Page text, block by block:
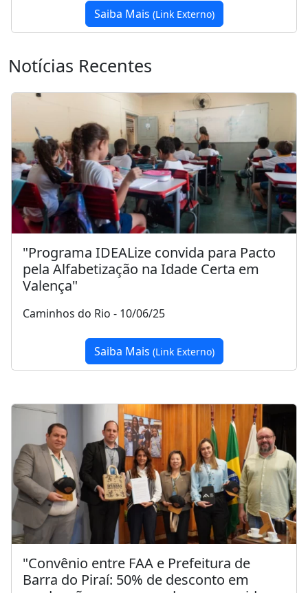
Saiba Mais (Link Externo)
Notícias Recentes
"Programa IDEALize convida para Pacto
pela Alfabetização na Idade Certa em
Valença"
Caminhos do Rio - 10/06/25
Saiba Mais (Link Externo)
"Convênio entre FAA e Prefeitura de
Barra do Piraí: 50% de desconto em